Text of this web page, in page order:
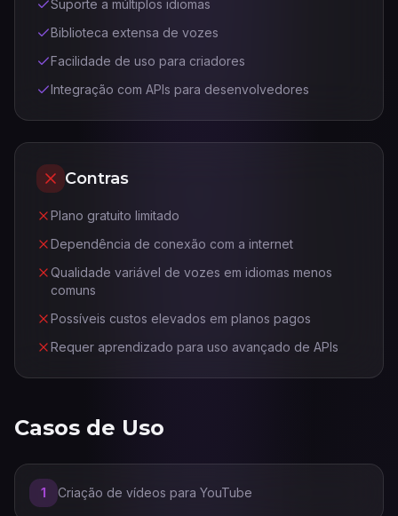
Suporte a múltiplos idiomas
Biblioteca extensa de vozes
Facilidade de uso para criadores
Integração com APIs para desenvolvedores
Contras
Plano gratuito limitado
Dependência de conexão com a internet
Qualidade variável de vozes em idiomas menos
comuns
Possíveis custos elevados em planos pagos
Requer aprendizado para uso avançado de APIs
Casos de Uso
1 Criação de vídeos para YouTube